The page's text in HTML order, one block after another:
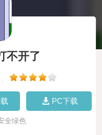
不开了
PC下载
全绿色